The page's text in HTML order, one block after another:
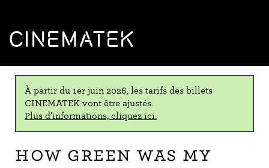
CINEMATEK
À partir du 1er juin 2026, les tarifs des billets
CINEMATEK vont être ajustés.
Plus d’informations, cliquez ici.
How Green Was My